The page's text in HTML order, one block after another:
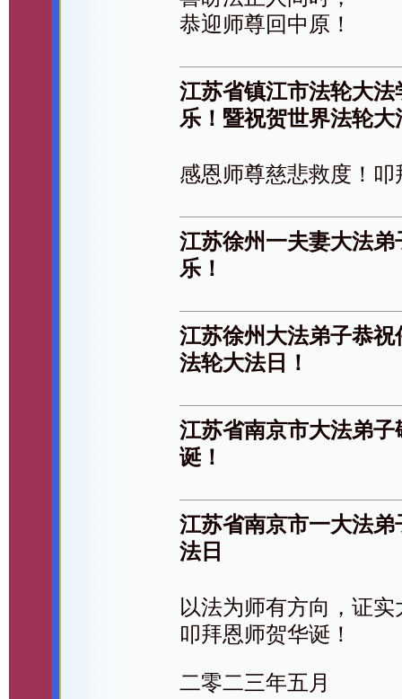
恭迎师尊回中原！
江苏省镇江市法轮大
乐！暨祝贺世界法轮大
感恩师尊慈悲救度！叩
江苏徐州一夫妻大法
乐！
江苏徐州大法弟子恭
法轮大法日！
江苏省南京市大法弟
诞！
江苏省南京市一大法
法日
以法为师有方向，证
叩拜恩师贺华诞！
二零二三年五月